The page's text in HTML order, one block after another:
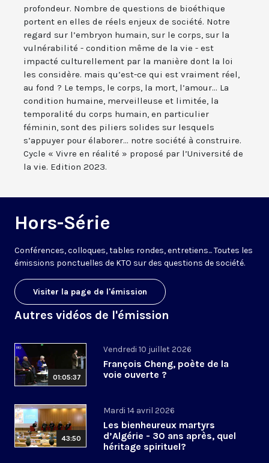
profondeur. Nombre de questions de bioéthique
portent en elles de réels enjeux de société. Notre
regard sur l’embryon humain, sur le corps, sur la
vulnérabilité - condition même de la vie - est
impacté culturellement par la manière dont la loi
les considère. mais qu’est-ce qui est vraiment réel,
au fond ? Le temps, le corps, la mort, l’amour... La
condition humaine, merveilleuse et limitée, la
temporalité du corps humain, en particulier
féminin, sont des piliers solides sur lesquels
s’appuyer pour élaborer... notre société à construire.
Cycle « Vivre en réalité » proposé par l’Université de
la vie. Edition 2023.
Hors-Série
Conférences, colloques, tables rondes, entretiens... Toutes les
émissions ponctuelles de KTO sur des questions de société.
Visiter la page de l'émission
Autres vidéos de l'émission
01:05:37
Vendredi 10 juillet 2026
François Cheng, poète de la
voie ouverte ?
43:50
Mardi 14 avril 2026
Les bienheureux martyrs
d’Algérie - 30 ans après, quel
héritage spirituel?